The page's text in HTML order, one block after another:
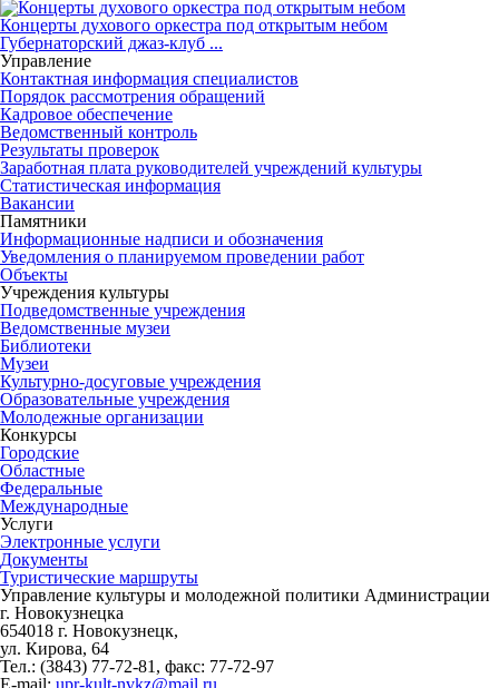
Концерты духового оркестра под открытым небом
Губернаторский джаз-клуб ...
Управление
Контактная информация специалистов
Порядок рассмотрения обращений
Кадровое обеспечение
Ведомственный контроль
Результаты проверок
Заработная плата руководителей учреждений культуры
Статистическая информация
Вакансии
Памятники
Информационные надписи и обозначения
Уведомления о планируемом проведении работ
Объекты
Учреждения культуры
Подведомственные учреждения
Ведомственные музеи
Библиотеки
Музеи
Культурно-досуговые учреждения
Образовательные учреждения
Молодежные организации
Конкурсы
Городские
Областные
Федеральные
Международные
Услуги
Электронные услуги
Документы
Туристические маршруты
Управление культуры и молодежной политики Администрации
г. Новокузнецка
654018 г. Новокузнецк,
ул. Кирова, 64
Тел.: (3843) 77-72-81 , факс: 77-72-97
E-mail: upr-kult-nvkz@mail.ru